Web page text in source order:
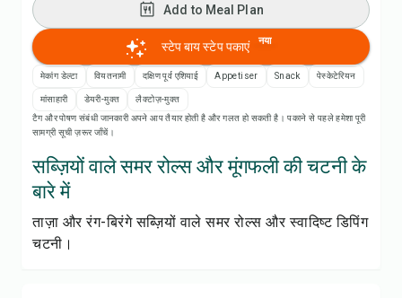
रेसिपी नोट्स
Add to Meal Plan
स्टेप बाय स्टेप पकाएं नया
मेकांग डेल्टा वियतनामी दक्षिण पूर्व एशियाई Appetiser Snack पेस्केटेरियन
मांसाहारी डेयरी-मुक्त
लैक्टोज़-मुक्त
टैग और पोषण संबंधी जानकारी अपने आप तैयार होती है और गलत हो सकती है। पकाने से पहले हमेशा पूरी
सामग्री सूची ज़रूर जाँचें।
सब्ज़ियों वाले समर रोल्स और मूंगफली की चटनी के
बारे में
ताज़ा और रंग-बिरंगे सब्ज़ियों वाले समर रोल्स और स्वादिष्ट डिपिंग
चटनी।